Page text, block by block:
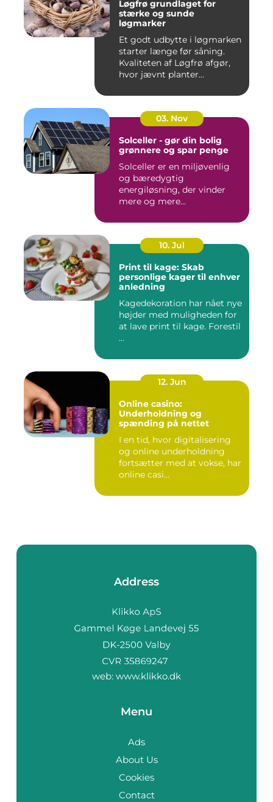
Løgfrø grundlaget for
stærke og sunde
løgmarker
Et godt udbytte i løgmarken
starter længe før såning.
Kvaliteten af Løgfrø afgør,
hvor jævnt planter...
03. Nov
Solceller - gør din bolig
grønnere og spar penge
Solceller er en miljøvenlig
og bæredygtig
energiløsning, der vinder
mere og mere...
10. Jul
Print til kage: Skab
personlige kager til enhver
anledning
Kagedekoration har nået nye
højder med muligheden for
at lave print til kage. Forestil
...
12. Jun
Online casino:
Underholdning og
spænding på nettet
I en tid, hvor digitalisering
og online underholdning
fortsætter med at vokse, har
online casi...
Address
web: www.klikko.dk
Menu
Ads
About Us
Cookies
Contact